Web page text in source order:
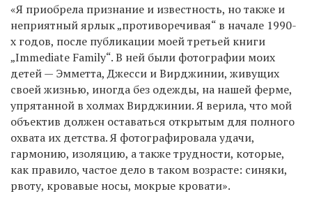
«Я приобрела признание и известность, но также и
неприятный ярлык „противоречивая“ в начале 1990-
х годов, после публикации моей третьей книги
„Immediate Family“. В ней были фотографии моих
детей — Эмметта, Джесси и Вирджинии, живущих
своей жизнью, иногда без одежды, на нашей ферме,
упрятанной в холмах Вирджинии. Я верила, что мой
объектив должен оставаться открытым для полного
охвата их детства. Я фотографировала удачи,
гармонию, изоляцию, а также трудности, которые,
как правило, частое дело в таком возрасте: синяки,
рвоту, кровавые носы, мокрые кровати».